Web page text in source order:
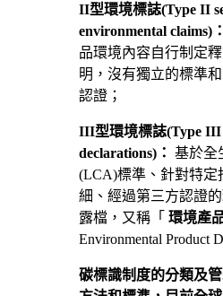
II型環境標誌(Type II
environmental claims)：
品環境內容自行制定
明，沒有獨立的標準
認證；
III型環境標誌(Type III
declarations)： 基於全
(LCA)標準、針對特定
細、經過第三方認證
露檔，又稱「 環境產
Environmental Product
碳標識制度的分類及